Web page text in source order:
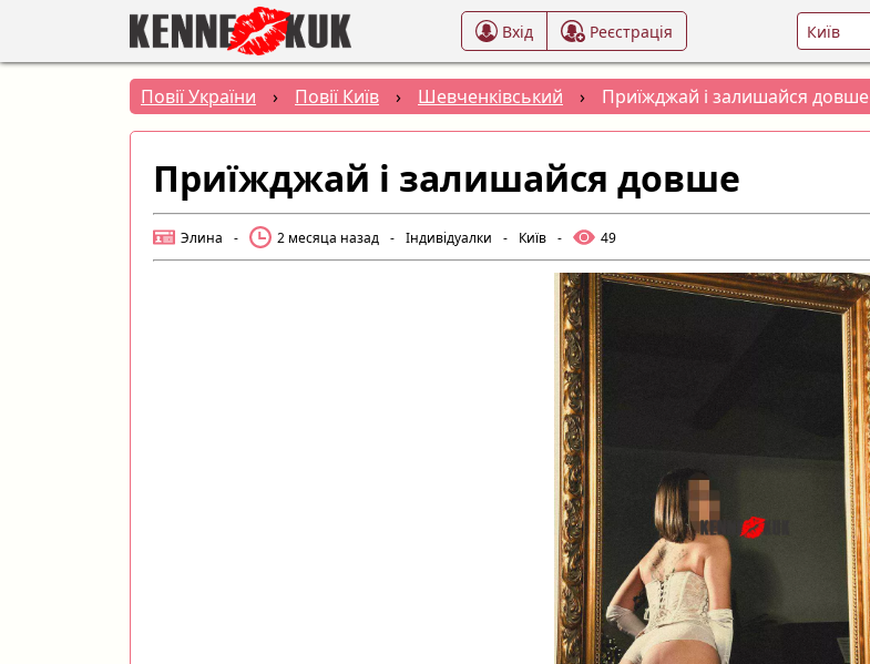
Вхід Реєстрація
Повії України › Повії Київ › Шевченківський › Приїжджай і залишайся довше
Приїжджай і залишайся довше
Элина - 2 месяца назад - Індивідуалки - Київ - 49